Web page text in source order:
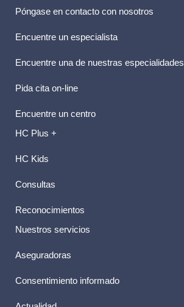
Póngase en contacto con nosotros
Encuentre un especialista
Encuentre una de nuestras especialidades
Pida cita on-line
Encuentre un centro
HC Plus +
HC Kids
Consultas
Reconocimientos
Nuestros servicios
Aseguradoras
Consentimiento informado